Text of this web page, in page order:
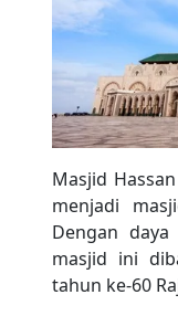
Masjid
menjadi
Dengan
masjid ini
tahun ke-60